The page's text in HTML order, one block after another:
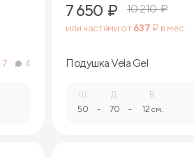
4
7 650 ₽ 10 210₽
или частями от637 ₽ в мес.
Подушка Vela Gel
Ш.
50 -
Д.
70 -
В.
12 см.